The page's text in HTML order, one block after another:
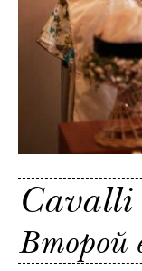
Cavalli
Второй